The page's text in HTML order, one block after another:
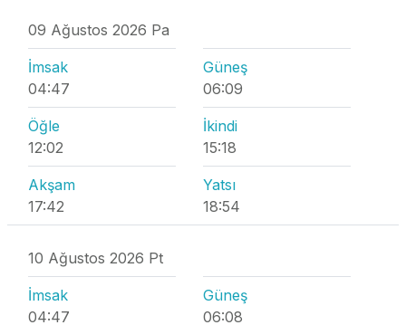
09 Ağustos 2026 Pa
İmsak
04:47
Güneş
06:09
Öğle
12:02
İkindi
15:18
Akşam
17:42
Yatsı
18:54
10 Ağustos 2026 Pt
İmsak
04:47
Güneş
06:08